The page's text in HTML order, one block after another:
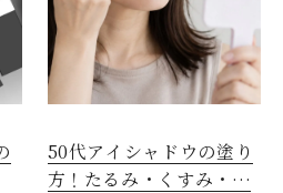
50代アイシャドウの塗り
方！たるみ・くすみ・く